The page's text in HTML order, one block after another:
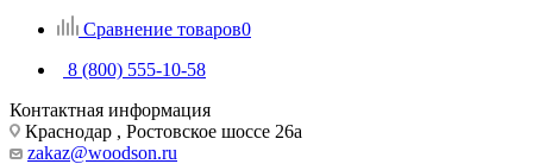
Сравнение товаров0
8 (800) 555-10-58
Контактная информация
Краснодар , Ростовское шоссе 26а
zakaz@woodson.ru